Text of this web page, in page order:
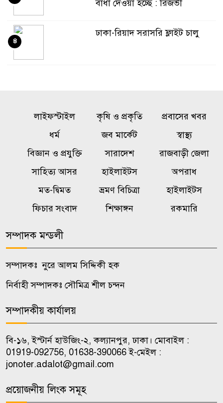
বাধা দেওয়া হচ্ছে : রিজভী
ঢাকা-রিয়াদ সরাসরি ফ্লাইট চালু
৪
জেআইসিতে আটকে তারেক
রহমানকেও নির্যাতন করা হয়েছিল :
চিফ প্রসিকিউটর
নওগাঁয় ডিবির অভিযানে ৫০ পিস
ইয়াবাসহ যুবক গ্রেপ্তার
৮
মজুতদারির সর্বোচ্চ শাস্তি মৃত্যুদণ্ড,
ভেবেচিন্তে করবেন: আইনমন্ত্রী
একটি চক্র সক্রিয় : প্রধানমন্ত্রী
লাইফস্টাইল কৃষি ও প্রকৃতি
প্রবাসের খবর
ধর্ম
জব মার্কেট
স্বাস্থ্য
বিজ্ঞান ও প্রযুক্তি
সারাদেশ
রাজবাড়ী জেলা
সাহিত্য আসর
হাইলাইটস
অপরাধ
মত-দ্বিমত
ভ্রমণ বিচিত্রা
হাইলাইটস
ফিচার সংবাদ
শিক্ষাঙ্গন রকমারি
সম্পাদক মন্ডলী
সম্পাদকঃ নুরে আলম সিদ্দিকী হক
নির্বাহী সম্পাদকঃ সৌমিত্র শীল চন্দন
সম্পাদকীয় কার্যালয়
বি-১৬, ইস্টার্ন হাউজিং-২, কল্যানপুর, ঢাকা। মোবাইল :
01919-092756, 01638-390066 ই-মেইল :
jonoter.adalot@gmail.com
প্রয়োজনীয় লিংক সমূহ